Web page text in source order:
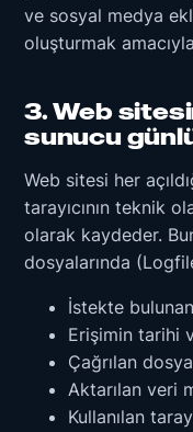
ve sosyal medya
oluşturmak
3. Web
sunucu
Web sitesi her
tarayıcının teknik
olarak kaydeder.
dosyalarında
İstekte
Erişimin tarihi
Çağrılan
Aktarılan veri
Kullanılan